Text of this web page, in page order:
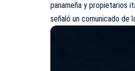
panameña y propietarios
señaló un comunicado de